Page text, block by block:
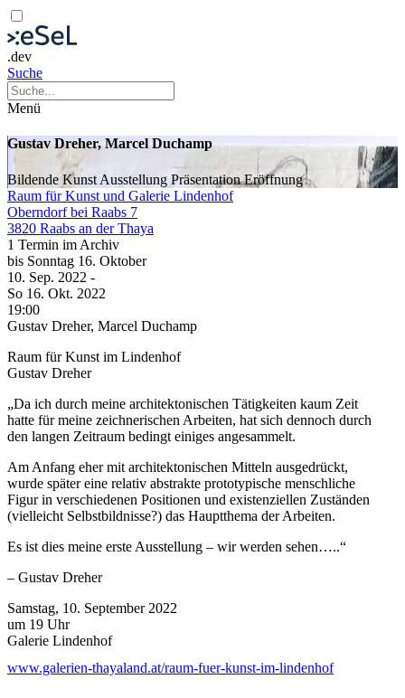
.dev
Suche
Menü
Gustav Dreher, Marcel Duchamp
Bildende Kunst Ausstellung PräsentationEröffnung
Raum für Kunst und Galerie Lindenhof
Oberndorf bei Raabs 7
3820 Raabs an der Thaya
1 Termin im Archiv
bis Sonntag 16. Oktober
10. Sep. 2022 -
So 16. Okt. 2022
19:00
Gustav Dreher, Marcel Duchamp
Raum für Kunst im Lindenhof
Gustav Dreher
„Da ich durch meine architektonischen Tätigkeiten kaum Zeit
hatte für meine zeichnerischen Arbeiten, hat sich dennoch durch
den langen Zeitraum bedingt einiges angesammelt.
Am Anfang eher mit architektonischen Mitteln ausgedrückt,
wurde später eine relativ abstrakte prototypische menschliche
Figur in verschiedenen Positionen und existenziellen Zuständen
(vielleicht Selbstbildnisse?) das Hauptthema der Arbeiten.
Es ist dies meine erste Ausstellung – wir werden sehen…..“
– Gustav Dreher
Samstag, 10. September 2022
um 19 Uhr
Galerie Lindenhof
Marcel Duchamp
www.galerien-thayaland.at/raum-fuer-kunst-im-lindenhof